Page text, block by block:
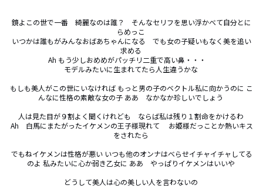
鏡よこの世で一番　綺麗なのは誰？　そんなセリフを思い浮かべて自分とに
らめっこ
いつかは誰もがみんなおばあちゃんになる　でも女の子疑いもなく美を追い
求める
Ah もう少しおめめがパッチリ二重で高い鼻・・・
モデルみたいに生まれてたら人生違うかな
もしも美人がこの世にいなければ もっと男の子のベクトル私に向かうのに こ
んなに性格の素敵な女の子 ああ　なかなか珍しいでしょう
人は見た目が９割よく聞くけれども　ならば私は残り１割命をかけるわ
Ah　白馬にまたがったイケメンの王子様現れて　 お姫様だっことか熱いキス
をされたら
でもねイケメンは性格が悪い いつも他のオンナはべらせイチャイチャしてる
のよ 私みたいに心か弱き乙女に ああ　やっぱりイケメンはいいや
どうして美人は心の美しい人を言わないの